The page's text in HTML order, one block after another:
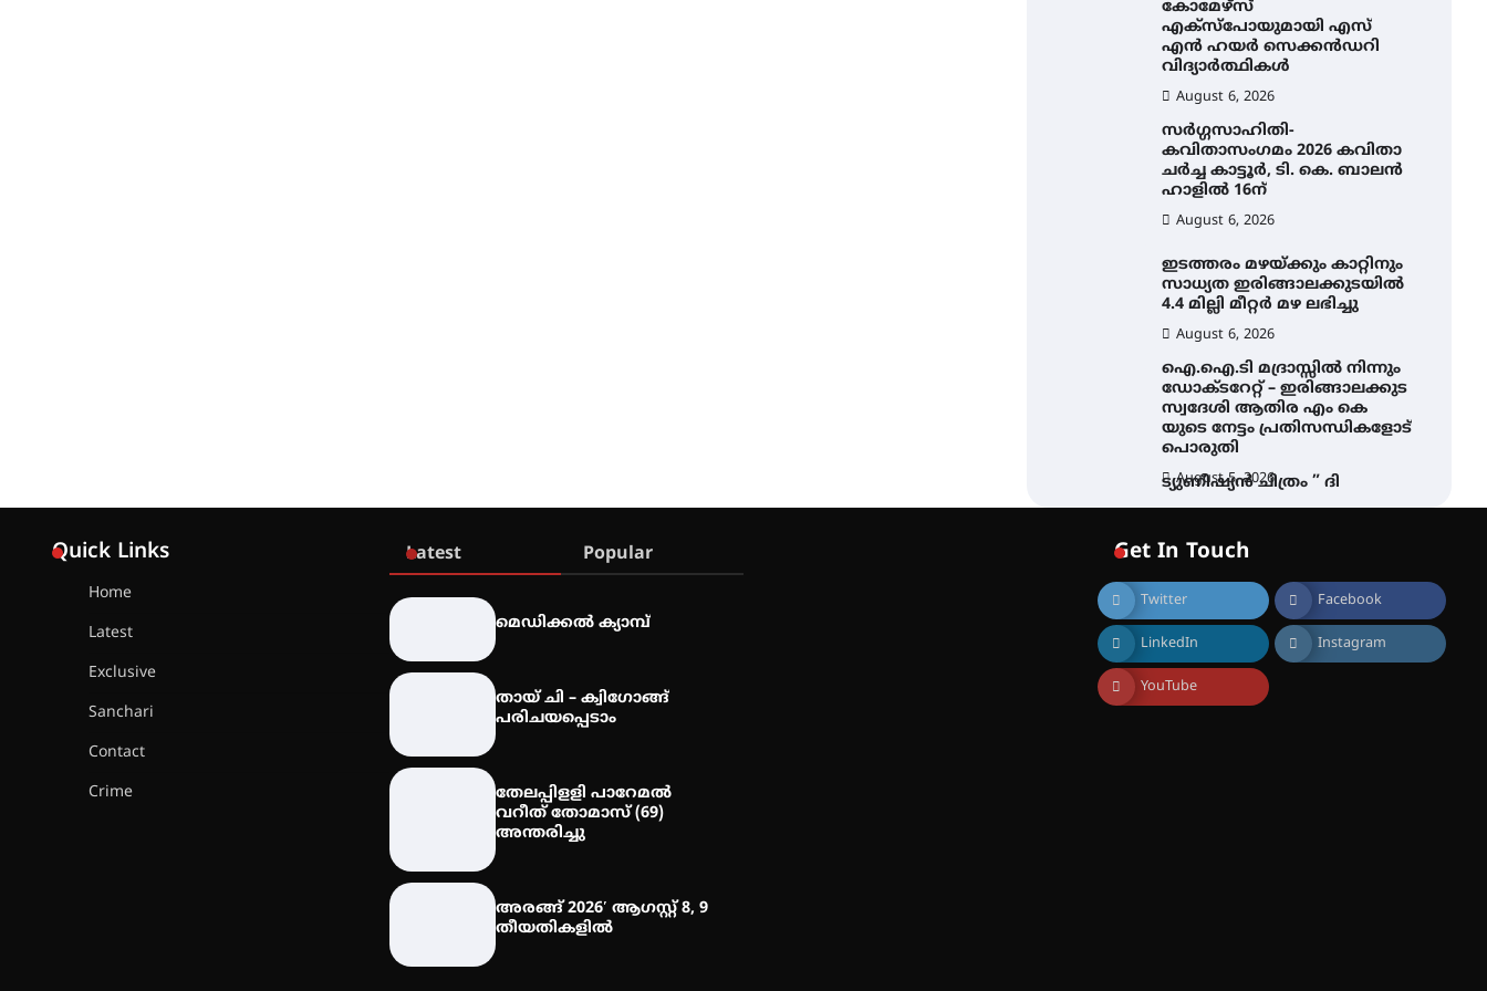
കോമേഴ്സ്
എക്സ്പോയുമായി എസ്
എൻ ഹയർ സെക്കൻഡറി
വിദ്യാർത്ഥികൾ
August 6, 2026
സർഗ്ഗസാഹിതി-
കവിതാസംഗമം 2026 കവിതാ
ചർച്ച കാട്ടൂർ, ടി. കെ. ബാലൻ
ഹാളിൽ 16ന്
August 6, 2026
ഇടത്തരം മഴയ്ക്കും കാറ്റിനും
സാധ്യത ഇരിങ്ങാലക്കുടയിൽ
4.4 മില്ലി മീറ്റർ മഴ ലഭിച്ചു
August 6, 2026
ഐ.ഐ.ടി മദ്രാസ്സിൽ നിന്നും
ഡോക്ടറേറ്റ് – ഇരിങ്ങാലക്കുട
സ്വദേശി ആതിര എം കെ
യുടെ നേട്ടം പ്രതിസന്ധികളോട്
പൊരുതി
August 5, 2026
ട്യുണീഷ്യൻ ചിത്രം ” ദി
സൊസൈറ്റി ആഗസ്റ്റ് 7
വെള്ളിയാഴ്ച സ്‌ക്രീൻ
ചെയ്യുന്നു
August 6, 2026
സെന്റ് ജോസഫ്സ് കോളജ്
കോമേഴ്‌സ്
അസോസിയേഷന്
തുടക്കമായി
Quick Links
Home
Latest
Exclusive
Sanchari
Contact
Crime
Latest Popular
മെഡിക്കൽ ക്യാമ്പ്
തായ് ചി – ക്വിഗോങ്ങ്
പരിചയപ്പെടാം
തേലപ്പിളളി പാറേമൽ
വറീത് തോമാസ് (69)
അന്തരിച്ചു
അരങ്ങ് 2026′ ആഗസ്റ്റ് 8, 9
തീയതികളിൽ
Get In Touch
Twitter Facebook
LinkedIn Instagram
YouTube